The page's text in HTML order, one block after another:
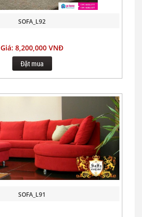
SOFA_L92
Giá: 8,200,000 VNĐ
Đặt mua
SOFA_L91